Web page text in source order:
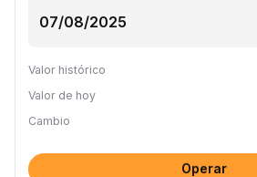
Valor histórico
Valor de hoy
Cambio
Operar